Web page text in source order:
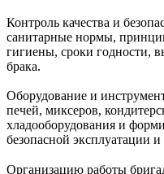
Контроль качества и
санитарные нормы,
гигиены, сроки годности,
брака.
Оборудование и
печей, миксеров,
хладооборудования и
безопасной эксплуатации
Организацию работы